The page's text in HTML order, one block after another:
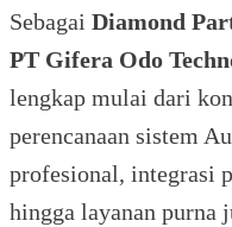
Sebagai Diamond
PT Gifera Odo
lengkap mulai dari
perencanaan sistem
profesional, integrasi
hingga layanan purna